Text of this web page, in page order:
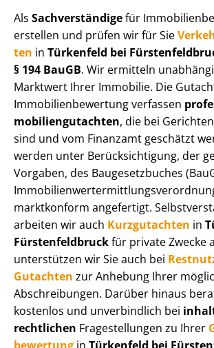
Als Sachverständigefür
erstellen und prüfen wir für Sie
ten in Türkenfeld bei
§ 194 BauGB. Wir ermitteln
Marktwert Ihrer Immobilie. Die
Im­mo­bi­li­en­be­wer­tung verfassen
mo­bi­li­en­gut­ach­ten, die bei
sind und vom Finanzamt geschätzt
werden unter Be­rück­sich­ti­gung, der
Vorgaben, des Baugesetzbuches
marktkonform angefertigt.
arbeiten wir auch Kurzgutachten in
Fürs­ten­feld­bruckfür private Zwecke
unterstützen wir Sie auch bei
Gutachten zur Anhebung Ihrer
Abschreibungen. Darüber hinaus
kostenlos und unverbindlich bei
rechtlichen Fragestellungen zu Ihrer